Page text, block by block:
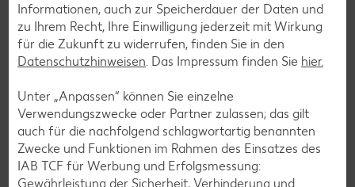
Glutenfreie Rezepte
Wer auf Gluten verzichtet, muss nicht automatisch auf
Vielfalt und Geschmack verzichten. Ob süß oder herzhaft –
Informationen, auch zur Speicherdauer der Daten und
zu Ihrem Recht, Ihre Einwilligung jederzeit mit Wirkung
für die Zukunft zu widerrufen, finden Sie in den
Datenschutzhinweisen . Das Impressum finden Sie hier.
Unter „Anpassen“ können Sie einzelne
Verwendungszwecke oder Partner zulassen; das gilt
auch für die nachfolgend schlagwortartig benannten
Zwecke und Funktionen im Rahmen des Einsatzes des
IAB TCF für Werbung und Erfolgsmessung:
Gewährleistung der Sicherheit, Verhinderung und